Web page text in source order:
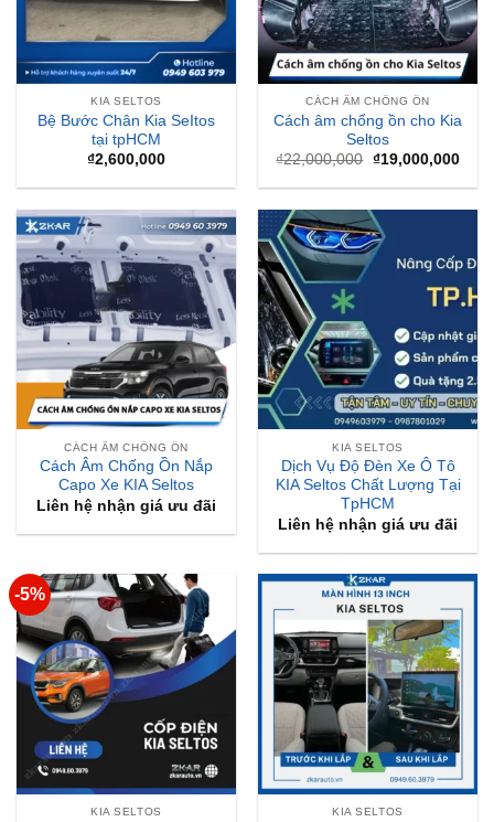
KIA SELTOS
Bệ Bước Chân Kia SeItos
tại tpHCM
₫2,600,000
CÁCH ÂM CHỐNG ỒN
Cách âm chống ồn cho Kia
Seltos
₫22,000,000 Giá
là:
₫19,000,000Giá
tại
CÁCH ÂM CHỐNG ỒN
Cách Âm Chống Ồn Nắp
Capo Xe KIA Seltos
Liên hệ nhận giá ưu đãi
KIA SELTOS
Dịch Vụ Độ Đèn Xe Ô Tô
KIA Seltos Chất Lượng Tại
TpHCM
Liên hệ nhận giá ưu đãi
-5%
KIA SELTOS KIA SELTOS